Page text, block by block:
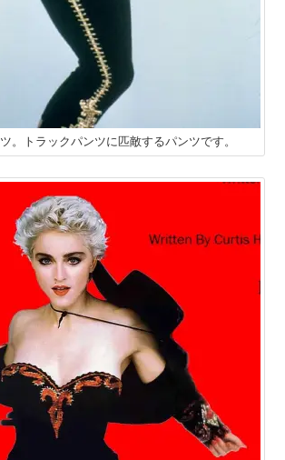
。トラックパンツに匹敵するパンツです。